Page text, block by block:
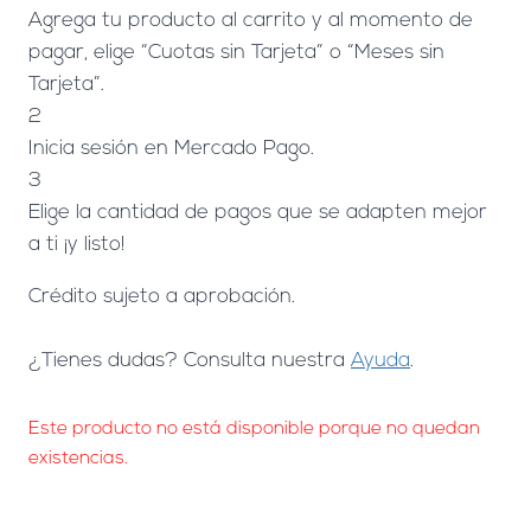
Agrega tu producto al carrito y al momento de
pagar, elige “Cuotas sin Tarjeta” o “Meses sin
Tarjeta”.
2
Inicia sesión en Mercado Pago.
3
Elige la cantidad de pagos que se adapten mejor
a ti ¡y listo!
Crédito sujeto a aprobación.
¿Tienes dudas? Consulta nuestra Ayuda.
Este producto no está disponible porque no quedan
existencias.